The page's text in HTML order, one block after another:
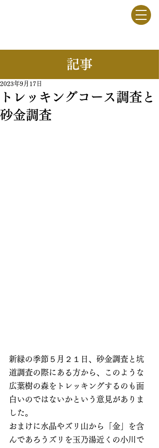
​記事
トレッキングコース調査と
砂金調査
2023年9月17日
新緑の季節５月２１日、砂金調査と坑
道調査の際にある方から、このような
広葉樹の森をトレッキングするのも面
白いのではないかという意見がありま
した。
おまけに水晶やズリ山から「金」を含
んであろうズリを玉乃湯近くの小川で